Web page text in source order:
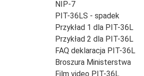
NIP-7
PIT-36LS - spadek
Przykład 1 dla PIT-36L
Przykład 2 dla PIT-36L
FAQ deklaracja PIT-36L
Broszura Ministerstwa
Film video PIT-36L